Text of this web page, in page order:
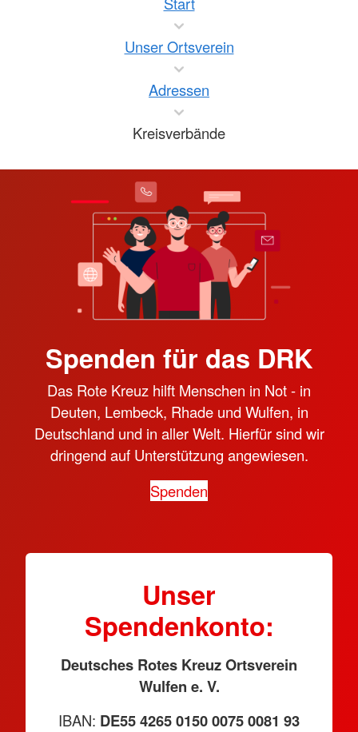
Unser Ortsverein
Adressen
Kreisverbände
Spenden für das DRK
Das Rote Kreuz hilft Menschen in Not - in
Deuten, Lembeck, Rhade und Wulfen, in
Deutschland und in aller Welt. Hierfür sind wir
dringend auf Unterstützung angewiesen.
Spenden
Unser
Spendenkonto:
Deutsches Rotes Kreuz Ortsverein
Wulfen e. V.
IBAN: DE55 4265 0150 0075 0081 93